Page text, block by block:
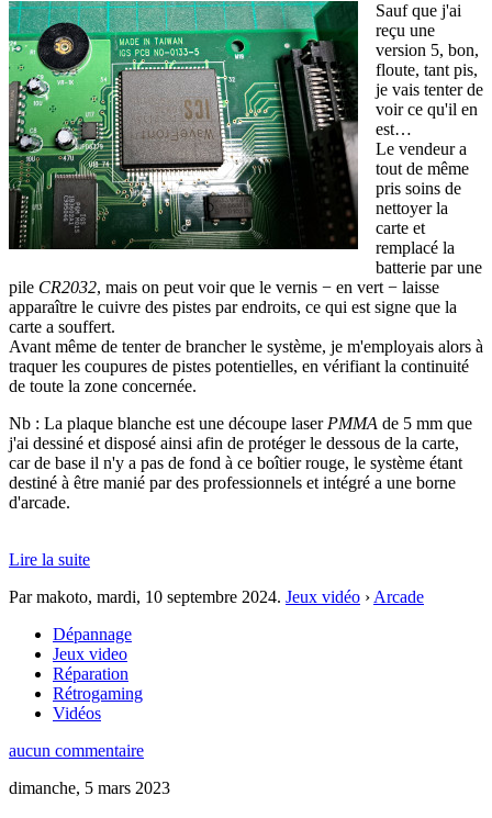
Sauf que j'ai
reçu une
version 5, bon,
floute, tant pis,
je vais tenter de
voir ce qu'il en
est…
Le vendeur a
tout de même
pris soins de
nettoyer la
carte et
remplacé la
batterie par une
pile CR2032, mais on peut voir que le vernis − en vert − laisse
apparaître le cuivre des pistes par endroits, ce qui est signe que la
carte a souffert.
Avant même de tenter de brancher le système, je m'employais alors à
traquer les coupures de pistes potentielles, en vérifiant la continuité
de toute la zone concernée.
Nb : La plaque blanche est une découpe laser PMMA de 5 mm que
j'ai dessiné et disposé ainsi afin de protéger le dessous de la carte,
car de base il n'y a pas de fond à ce boîtier rouge, le système étant
destiné à être manié par des professionnels et intégré a une borne
d'arcade.
Lire la suite
Par makoto, mardi, 10 septembre 2024. Jeux vidéo › Arcade
Dépannage
Jeux video
Réparation
Rétrogaming
Vidéos
aucun commentaire
dimanche, 5 mars 2023